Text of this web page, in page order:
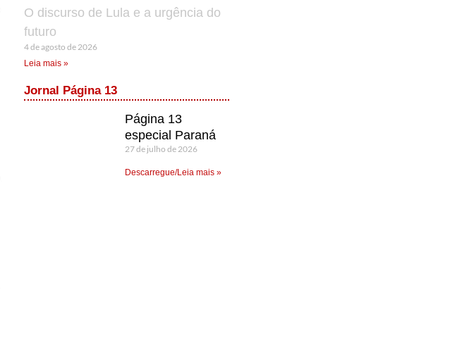
O discurso de Lula e a urgência do
futuro
4 de agosto de 2026
Leia mais »
Jornal Página 13
Página 13
especial Paraná
27 de julho de 2026
Descarregue/Leia mais »